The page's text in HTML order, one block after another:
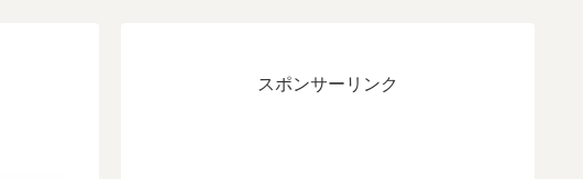
スポンサーリンク